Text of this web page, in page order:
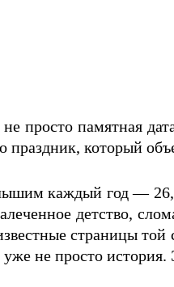
просто памятная
праздник, который
каждый год —
детство,
страницы
не просто